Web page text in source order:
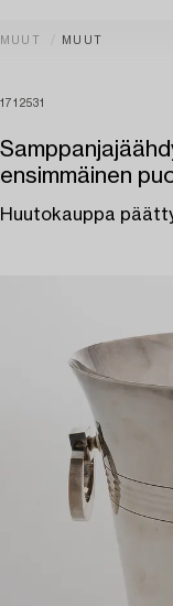
MUUT MUUT
1712531
ensimmäinen
Huutokauppa